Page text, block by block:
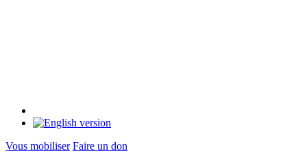
Vous mobiliser Faire un don